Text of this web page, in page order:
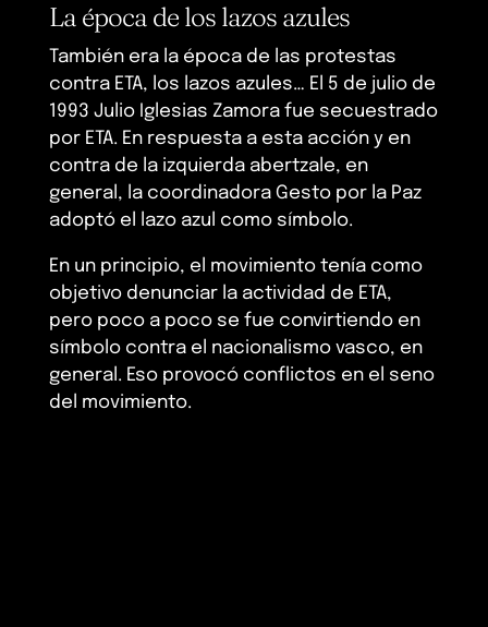
La época de los lazos azules
También era la época de las protestas
contra ETA, los lazos azules… El 5 de julio de
1993 Julio Iglesias Zamora fue secuestrado
por ETA. En respuesta a esta acción y en
contra de la izquierda abertzale, en
general, la coordinadora Gesto por la Paz
adoptó el lazo azul como símbolo.
En un principio, el movimiento tenía como
objetivo denunciar la actividad de ETA,
pero poco a poco se fue convirtiendo en
símbolo contra el nacionalismo vasco, en
general. Eso provocó conflictos en el seno
del movimiento.